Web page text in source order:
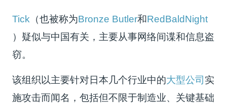
Tick （也被称为Bronze Butler和RedBaldNight
）疑似与中国有关，主要从事网络间谍和信息盗
窃。
该组织以主要针对日本几个行业中的大型公司 实
施攻击而闻名，包括但不限于制造业、关键基础